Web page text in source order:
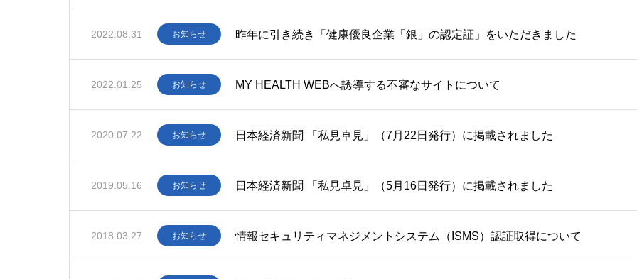
2022.08.31 お知らせ 昨年に引き続き「健康優良企業「銀」の認定証」をいただきました
2022.01.25 お知らせ MY HEALTH WEBへ誘導する不審なサイトについて
2020.07.22 お知らせ 日本経済新聞 「私見卓見」（7月22日発行）に掲載されました
2019.05.16 お知らせ 日本経済新聞 「私見卓見」（5月16日発行）に掲載されました
2018.03.27 お知らせ 情報セキュリティマネジメントシステム（ISMS）認証取得について